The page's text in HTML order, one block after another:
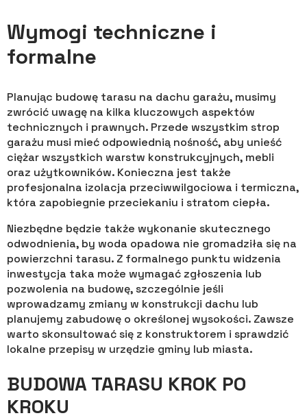
Wymogi techniczne i
formalne
Planując budowę tarasu na dachu garażu, musimy
zwrócić uwagę na kilka kluczowych aspektów
technicznych i prawnych. Przede wszystkim strop
garażu musi mieć odpowiednią nośność, aby unieść
ciężar wszystkich warstw konstrukcyjnych, mebli
oraz użytkowników. Konieczna jest także
profesjonalna izolacja przeciwwilgociowa i termiczna,
która zapobiegnie przeciekaniu i stratom ciepła.
Niezbędne będzie także wykonanie skutecznego
odwodnienia, by woda opadowa nie gromadziła się na
powierzchni tarasu. Z formalnego punktu widzenia
inwestycja taka może wymagać zgłoszenia lub
pozwolenia na budowę, szczególnie jeśli
wprowadzamy zmiany w konstrukcji dachu lub
planujemy zabudowę o określonej wysokości. Zawsze
warto skonsultować się z konstruktorem i sprawdzić
lokalne przepisy w urzędzie gminy lub miasta.
BUDOWA TARASU KROK PO
KROKU